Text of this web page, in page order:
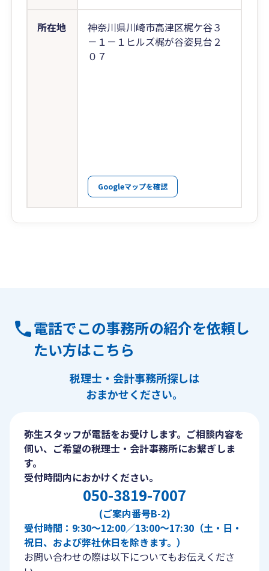
所在地
神奈川県川崎市高津区梶ケ谷３
－１－１ヒルズ梶が谷姿見台２
０７
Googleマップを確認
電話でこの事務所の紹介を依頼し
たい方はこちら
税理士・会計事務所探しは
おまかせください。
弥生スタッフが電話をお受けします。ご相談内容を
伺い、ご希望の税理士・会計事務所にお繋ぎしま
す。
受付時間内におかけください。
050-3819-7007
(ご案内番号B-2)
受付時間：9:30〜12:00／13:00〜17:30（土・日・
祝日、および弊社休日を除きます。）
お問い合わせの際は以下についてもお伝えくださ